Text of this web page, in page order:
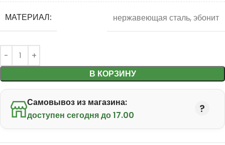
МАТЕРИАЛ: нержавеющая сталь, эбонит
В КОРЗИНУ
Самовывоз из магазина:
доступен сегодня до 17.00